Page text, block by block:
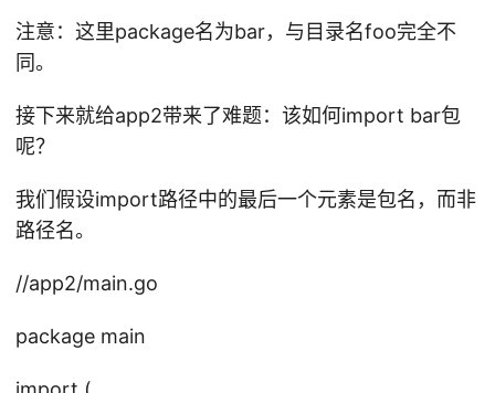
in
an
y
of
:
/
U
se
rs
/t
on
y/
k
di
p
oo
r
_a
d6
4/
6g
注意：这里package名为bar，与目录名foo完全不
同。
接下来就给app2带来了难题：该如何import bar包
呢？
我们假设import路径中的最后一个元素是包名，而非
路径名。
//app2/main.go
package main